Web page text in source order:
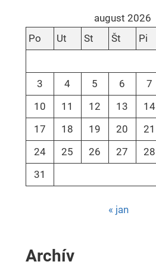
august 2026
Po
Ut St Št Pi
3
4 5 6 7
10
11 12 13 14
17
18 19 20 21
24
25 26 27 28
31
« jan
Archív